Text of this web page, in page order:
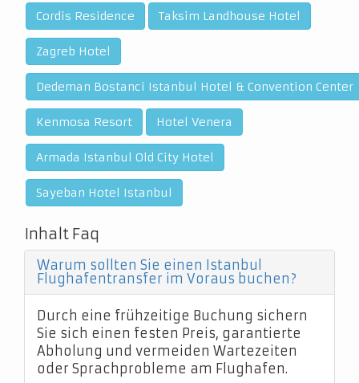
Cordis Residence Taksim Landhouse Hotel
Zagreb Hotel
Dedeman Bostanci Istanbul Hotel & Convention Center
Kenmosa Resort Hotel Venera
Armada Istanbul Old City Hotel
Sayeban Hotel Istanbul
Inhalt Faq
Warum sollten Sie einen Istanbul
Flughafentransfer im Voraus buchen?
Durch eine frühzeitige Buchung sichern
Sie sich einen festen Preis, garantierte
Abholung und vermeiden Wartezeiten
oder Sprachprobleme am Flughafen.